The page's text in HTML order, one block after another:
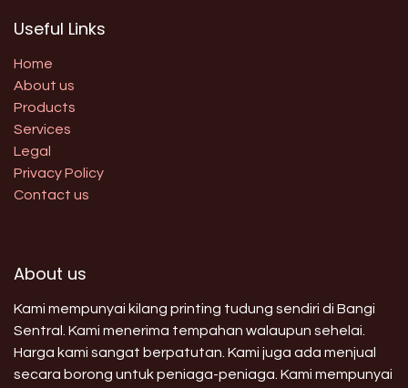
Useful Links
Home
About us
Products
Services
Legal
Privacy Policy
Contact us
About us
Kami mempunyai kilang printing tudung sendiri di Bangi
Sentral. Kami menerima tempahan walaupun sehelai.
Harga kami sangat berpatutan. Kami juga ada menjual
secara borong untuk peniaga-peniaga. Kami mempunyai